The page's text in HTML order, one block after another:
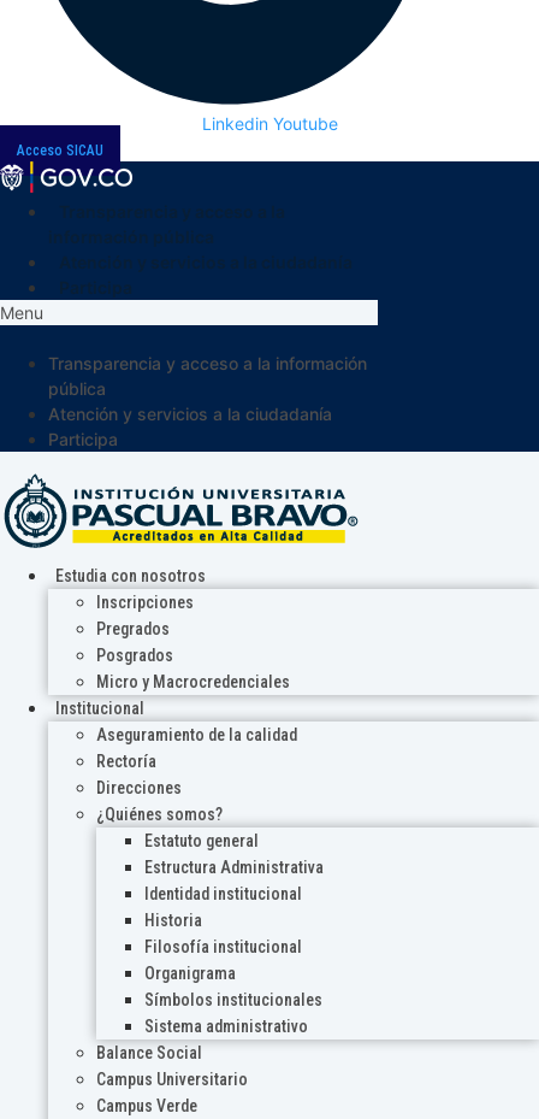
Linkedin Youtube
Acceso SICAU
Menu
Transparencia y acceso a la información
pública
Atención y servicios a la ciudadanía
Participa
Estudia con nosotros
Inscripciones
Pregrados
Posgrados
Micro y Macrocredenciales
Institucional
Aseguramiento de la calidad
Rectoría
Direcciones
¿Quiénes somos?
Estatuto general
Estructura Administrativa
Identidad institucional
Historia
Filosofía institucional
Organigrama
Símbolos institucionales
Sistema administrativo
Balance Social
Campus Universitario
Campus Verde